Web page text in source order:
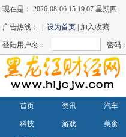
现在是：2026-08-06 15:19:07 星期四
广告热线： |设为首页 | 加入收藏
登陆用户名： 密码：
首页 资讯 汽车
科技 游戏 美食